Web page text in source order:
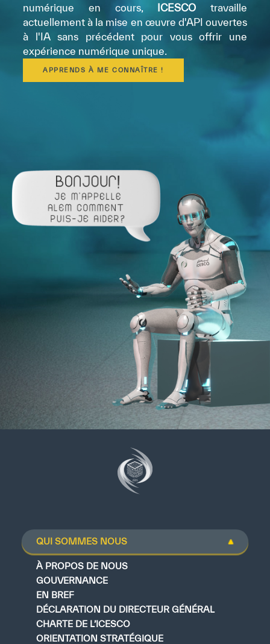
numérique en cours, ICESCO travaille
actuellement à la mise en œuvre d'API ouvertes
à l'IA sans précédent pour vous offrir une
expérience numérique unique.
APPRENDS À ME CONNAÎTRE !
QUI SOMMES NOUS
À PROPOS DE NOUS
GOUVERNANCE
EN BREF
DÉCLARATION DU DIRECTEUR GÉNÉRAL
CHARTE DE L’ICESCO
ORIENTATION STRATÉGIQUE